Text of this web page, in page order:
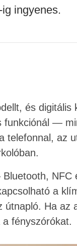
ingyenes.
és digitális
funkciónál —
telefonnal, az
NFC
a
Ha az
fényszórókat.